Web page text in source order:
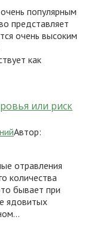
популярным
представляет
очень высоким
как
или риск
Автор:
отравления
количества
бывает при
ядовитых